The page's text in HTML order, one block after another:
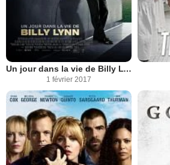
Un jour dans la vie de Billy Lynn
1 février 2017